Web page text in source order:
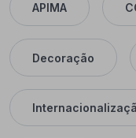
APIMA
Decoração